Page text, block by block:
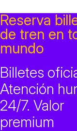
Reserva
de tren en
mundo
Billetes
Atención
24/7. Valor
premium